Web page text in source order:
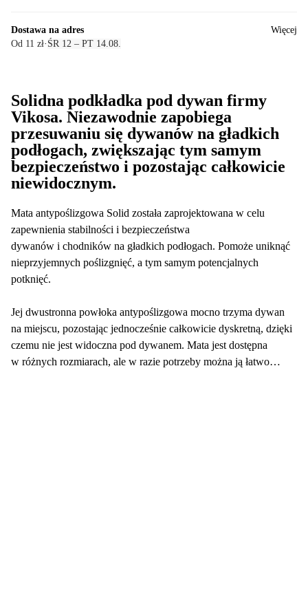
Dostawa na adres
Od 11 zł· ŚR 12 – PT 14.08.
Więcej
Solidna podkładka pod dywan firmy
Vikosa. Niezawodnie zapobiega
przesuwaniu się dywanów na gładkich
podłogach, zwiększając tym samym
bezpieczeństwo i pozostając całkowicie
niewidocznym.
Mata antypoślizgowa Solid została zaprojektowana w celu
zapewnienia stabilności i bezpieczeństwa
dywanów i chodników na gładkich podłogach. Pomoże uniknąć
nieprzyjemnych poślizgnięć, a tym samym potencjalnych
potknięć.
Jej dwustronna powłoka antypoślizgowa mocno trzyma dywan
na miejscu, pozostając jednocześnie całkowicie dyskretną, dzięki
czemu nie jest widoczna pod dywanem. Mata jest dostępna
w różnych rozmiarach, ale w razie potrzeby można ją łatwo